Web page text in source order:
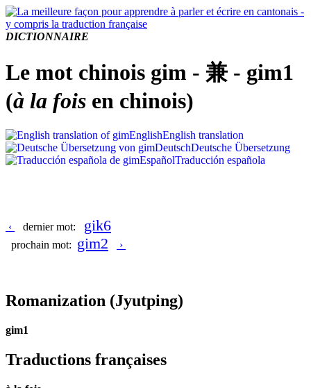
DICTIONNAIRE
Le mot chinois gim - 兼 - gim1
(à la fois en chinois)
EnglishEnglish translation
DeutschDeutsche Übersetzung
EspañolTraducción española
‹ dernier mot: gik6
prochain mot: gim2 ›
Romanization (Jyutping)
gim1
Traductions françaises